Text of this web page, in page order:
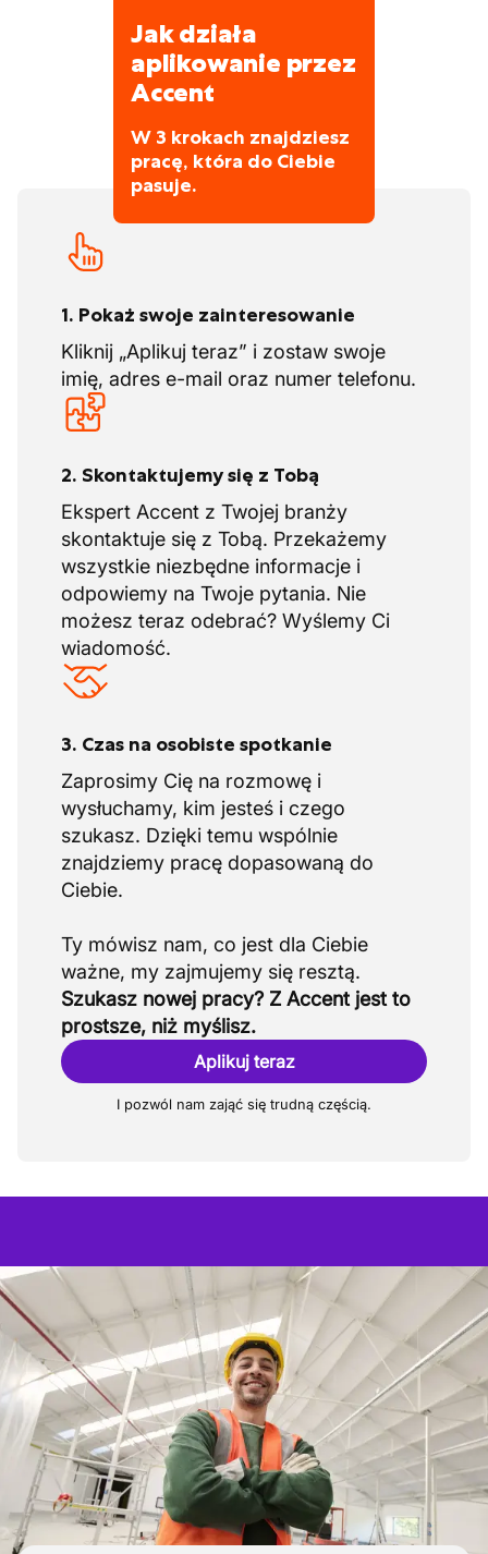
Utrzymywanie dokumentacji pracy oraz
raportowanie postępów, problemów lub
odchyleń do kierowników.
oraz działami, aby proces malowania
przebiegał sprawnie i terminy były
dotrzymane.
Jak działa
aplikowanie przez
Accent
W 3 krokach znajdziesz
pracę, która do Ciebie
pasuje.
1. Pokaż swoje zainteresowanie
Kliknij „Aplikuj teraz” i zostaw swoje
imię, adres e-mail oraz numer telefonu.
2. Skontaktujemy się z Tobą
Ekspert Accent z Twojej branży
skontaktuje się z Tobą. Przekażemy
wszystkie niezbędne informacje i
odpowiemy na Twoje pytania. Nie
możesz teraz odebrać? Wyślemy Ci
wiadomość.
3. Czas na osobiste spotkanie
Zaprosimy Cię na rozmowę i
wysłuchamy, kim jesteś i czego
szukasz. Dzięki temu wspólnie
znajdziemy pracę dopasowaną do
Ciebie.
Ty mówisz nam, co jest dla Ciebie
Szukasz nowej pracy? Z Accent jest to
prostsze, niż myślisz.
Aplikuj teraz
I pozwól nam zająć się trudną częścią.